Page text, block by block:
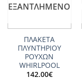
ΕΞΑΝΤΛΗΜΈΝΟ
ΠΛΑΚΕΤΑ
ΠΛΥΝΤΗΡΙΟΥ
ΡΟΥΧΩΝ
WHIRLPOOL
142.00€